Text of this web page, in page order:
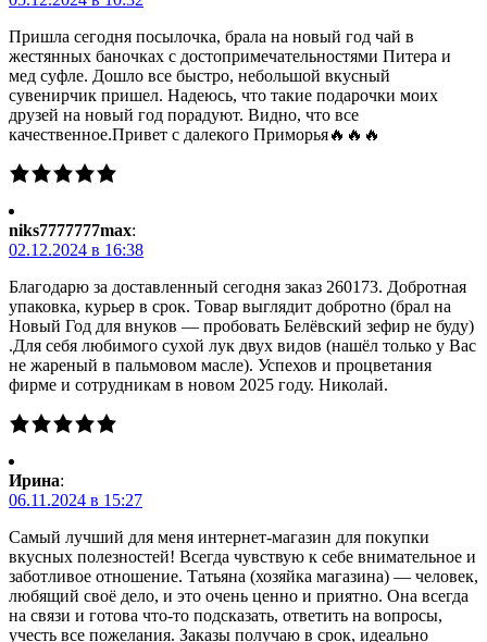
Пришла сегодня посылочка, брала на новый год чай в
жестянных баночках с достопримечательностями Питера и
мед суфле. Дошло все быстро, небольшой вкусный
сувенирчик пришел. Надеюсь, что такие подарочки моих
друзей на новый год порадуют. Видно, что все
качественное.Привет с далекого Приморья🔥🔥🔥
niks7777777max:
02.12.2024 в 16:38
Благодарю за доставленный сегодня заказ 260173. Добротная
упаковка, курьер в срок. Товар выглядит добротно (брал на
Новый Год для внуков — пробовать Белёвский зефир не буду)
.Для себя любимого сухой лук двух видов (нашёл только у Вас
не жареный в пальмовом масле). Успехов и процветания
фирме и сотрудникам в новом 2025 году. Николай.
Ирина:
06.11.2024 в 15:27
Самый лучший для меня интернет-магазин для покупки
вкусных полезностей! Всегда чувствую к себе внимательное и
заботливое отношение. Татьяна (хозяйка магазина) — человек,
любящий своё дело, и это очень ценно и приятно. Она всегда
на связи и готова что-то подсказать, ответить на вопросы,
учесть все пожелания. Заказы получаю в срок, идеально